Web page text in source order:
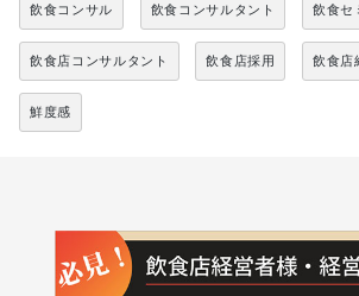
飲食コンサル 飲食コンサルタント 飲食セ
飲食店コンサルタント 飲食店採用 飲食店
鮮度感